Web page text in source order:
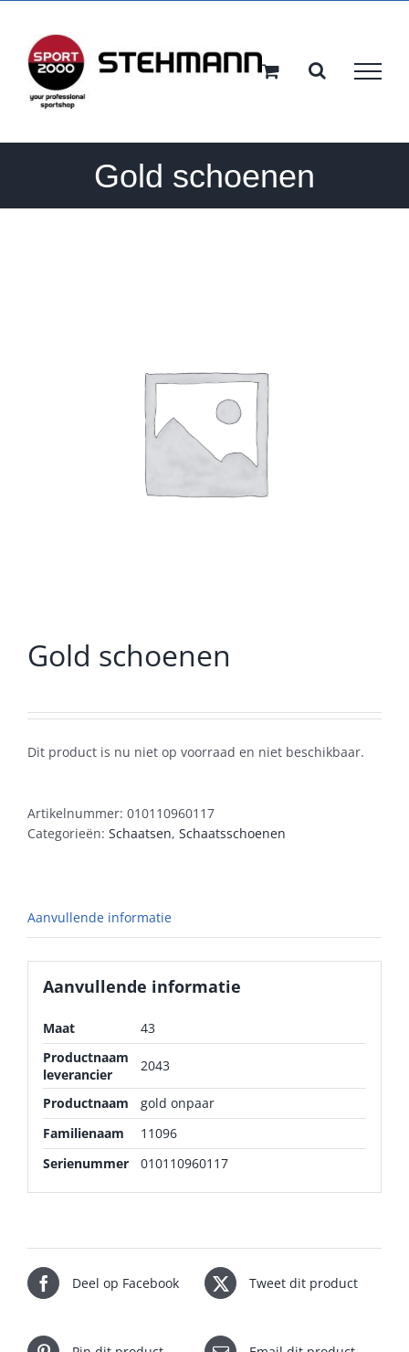
inhoud
Gold schoenen
Gold schoenen
Dit product is nu niet op voorraad en niet beschikbaar.
Artikelnummer: 010110960117
Categorieën: Schaatsen, Schaatsschoenen
Aanvullende informatie
Aanvullende informatie
Maat
43
Productnaam
leverancier
2043
Productnaam
gold onpaar
Familienaam
11096
Serienummer
010110960117
Deel op Facebook Tweet dit product